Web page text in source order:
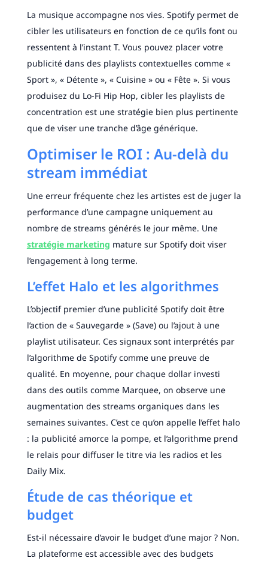
La musique accompagne nos vies. Spotify permet de
cibler les utilisateurs en fonction de ce qu’ils font ou
ressentent à l’instant T. Vous pouvez placer votre
publicité dans des playlists contextuelles comme «
Sport », « Détente », « Cuisine » ou « Fête ». Si vous
produisez du Lo-Fi Hip Hop, cibler les playlists de
concentration est une stratégie bien plus pertinente
que de viser une tranche d’âge générique.
Optimiser le ROI : Au-delà du
stream immédiat
Une erreur fréquente chez les artistes est de juger la
performance d’une campagne uniquement au
nombre de streams générés le jour même. Une
stratégie marketing mature sur Spotify doit viser
l’engagement à long terme.
L’effet Halo et les algorithmes
L’objectif premier d’une publicité Spotify doit être
l’action de « Sauvegarde » (Save) ou l’ajout à une
playlist utilisateur. Ces signaux sont interprétés par
l’algorithme de Spotify comme une preuve de
qualité. En moyenne, pour chaque dollar investi
dans des outils comme Marquee, on observe une
augmentation des streams organiques dans les
semaines suivantes. C’est ce qu’on appelle l’effet halo
: la publicité amorce la pompe, et l’algorithme prend
le relais pour diffuser le titre via les radios et les
Daily Mix.
Étude de cas théorique et
budget
Est-il nécessaire d’avoir le budget d’une major ? Non.
La plateforme est accessible avec des budgets